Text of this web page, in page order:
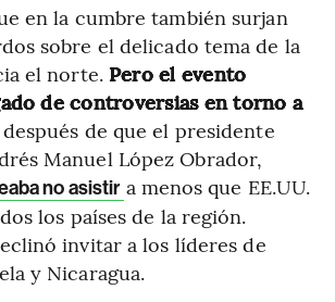
en la cumbre también surjan
sobre el delicado tema de la
el norte. Pero el evento
de controversias en torno a
de que el presidente
Manuel López Obrador,
no asistir a menos que EE.UU.
los países de la región.
invitar a los líderes de
y Nicaragua.